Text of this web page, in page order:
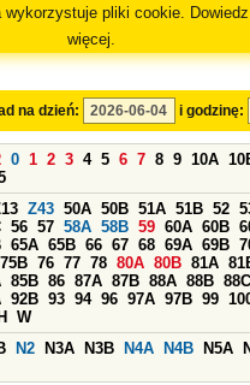
wykorzystuje pliki cookie.
więcej.
na dzień: i godzinę:
0 1 2 3 4 5 6 7 8 9 10A
Z43 50A 50B 51A 51B 52
56 57 58A 58B 59 60A 60B
65A 65B 66 67 68 69A 69B
75B 76 77 78 80A 80B 81A
85B 86 87A 87B 88A 88B 88C
92B 93 94 96 97A 97B 99
H
W
N2 N3A N3B N4A N4B N5A